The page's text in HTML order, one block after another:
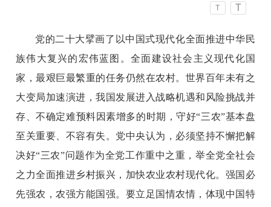
T T
党的二十大擘画了以中国式现代化全面推进中华民
族伟大复兴的宏伟蓝图。全面建设社会主义现代化国
家，最艰巨最繁重的任务仍然在农村。世界百年未有之
大变局加速演进，我国发展进入战略机遇和风险挑战并
存、不确定难预料因素增多的时期，守好“三农”基本盘
至关重要、不容有失。党中央认为，必须坚持不懈把解
决好“三农”问题作为全党工作重中之重，举全党全社会
之力全面推进乡村振兴，加快农业农村现代化。强国必
先强农，农强方能国强。要立足国情农情，体现中国特